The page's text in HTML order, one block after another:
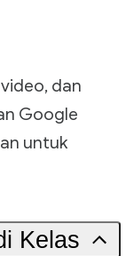
dan
Google
untuk
Kelas